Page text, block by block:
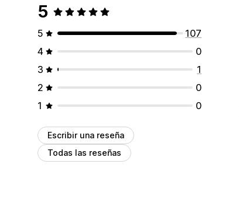
5
5
107
4
0
3
1
2
0
1
0
Escribir una reseña
Todas las reseñas